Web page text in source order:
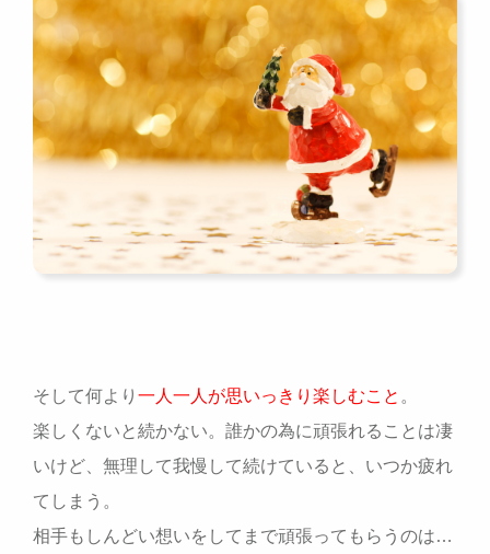
そして何より 一人一人が思いっきり楽しむこと 。
楽しくないと続かない。誰かの為に頑張れることは凄
いけど、無理して我慢して続けていると、いつか疲れ
てしまう。
相手もしんどい想いをしてまで頑張ってもらうのは…